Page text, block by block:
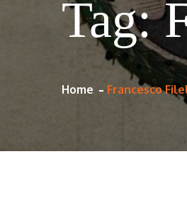
Tag:
Home Francesco